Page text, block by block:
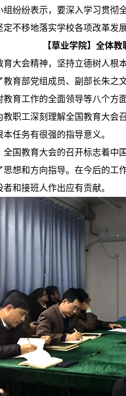
纷表示，要深入学习贯彻
不移地落实学校各项改革发
【草业学院】全体
会精神，坚持立德树人根
育部党组成员、副部长朱之
工作的全面领导等八个方面
教职工深刻理解全国教育大会
任务有很强的指导意义。
教育大会的召开标志着中
思想和方向指导。在今后的工
和接班人作出应有贡献。